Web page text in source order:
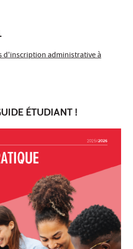
d'inscription administrative à
ÉTUDIANT !